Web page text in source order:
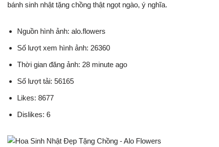
bánh sinh nhật tặng chồng thật ngọt ngào, ý nghĩa.
Nguồn hình ảnh: alo.flowers
Số lượt xem hình ảnh: 26360
Thời gian đăng ảnh: 28 minute ago
Số lượt tải: 56165
Likes: 8677
Dislikes: 6